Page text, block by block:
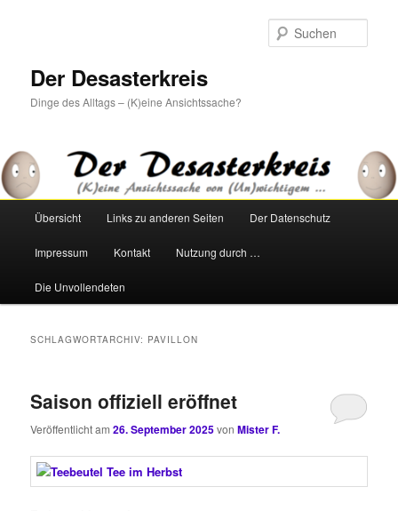
Der Desasterkreis
Dinge des Alltags – (K)eine Ansichtssache?
HauptmenüÜbersicht Links zu anderen Seiten Der Datenschutz
Impressum Kontakt Nutzung durch …
Die Unvollendeten
SCHLAGWORTARCHIV: PAVILLON
Saison offiziell eröffnet
Veröffentlicht am26. September 2025vonMister F.